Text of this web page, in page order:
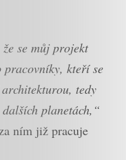
že se můj projekt
pracovníky, kteří se
tedy
planetách,“
ním již pracuje